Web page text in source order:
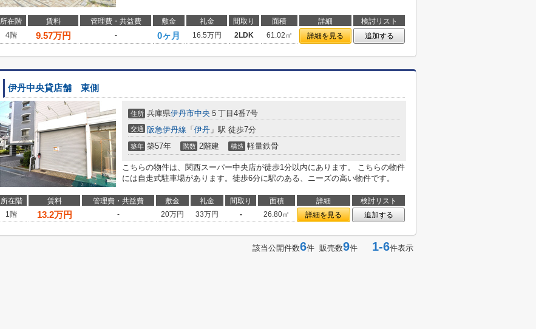
所在階 賃料 管理費・共益費 敷金 礼金 間取り 面積 詳細
検討リスト
4階
9.57万円 - 0ヶ月 16.5万円 2LDK 61.02㎡ 詳細を見る 追加する
伊丹中央貸店舗 東側
住所 兵庫県伊丹市中央 ５丁目4番7号
交通 阪急伊丹線 「 伊丹 」駅 徒歩7分
築年 築57年 階数 2階建 構造 軽量鉄骨
こちらの物件は、関西スーパー中央店が徒歩1分以内にあります。 こちらの物件
には自走式駐車場があります。徒歩6分に駅のある、ニーズの高い物件です。
所在階 賃料 管理費・共益費 敷金 礼金 間取り 面積 詳細
検討リスト
1階
13.2万円 - 20万円 33万円 - 26.80㎡ 詳細を見る 追加する
該当公開件数6件 販売数9件 1-6件表示